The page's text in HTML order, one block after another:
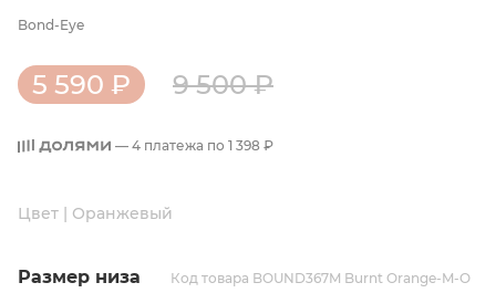
Bond-Eye
5 590 ₽ 9 500 ₽
— 4 платежа по 1 398 ₽
Цвет | Оранжевый
Размер низа Код товара BOUND367M Burnt Orange-M-O